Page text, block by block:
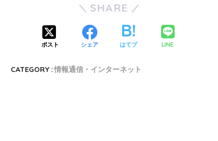
SHARE
ポスト シェア はてブ LINE
CATEGORY :情報通信・インターネット